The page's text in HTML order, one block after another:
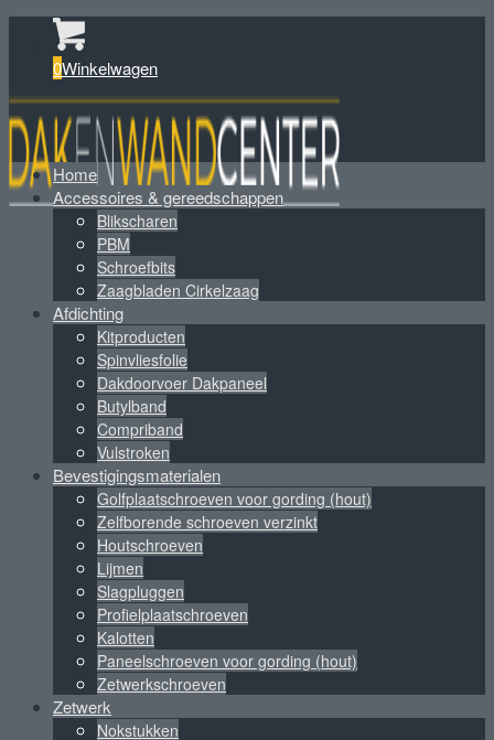
0Winkelwagen
Home
Accessoires & gereedschappen
Blikscharen
PBM
Schroefbits
Zaagbladen Cirkelzaag
Afdichting
Kitproducten
Spinvliesfolie
Dakdoorvoer Dakpaneel
Butylband
Compriband
Vulstroken
Bevestigingsmaterialen
Golfplaatschroeven voor gording (hout)
Zelfborende schroeven verzinkt
Houtschroeven
Lijmen
Slagpluggen
Profielplaatschroeven
Kalotten
Paneelschroeven voor gording (hout)
Zetwerkschroeven
Zetwerk
Nokstukken